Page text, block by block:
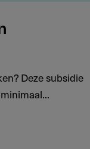
Deze subsidie